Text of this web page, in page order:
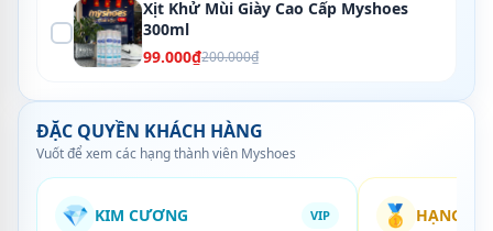
Xịt Khử Mùi Giày Cao Cấp Myshoes
300ml
99.000₫200.000₫
ĐẶC QUYỀN KHÁCH HÀNG
Vuốt để xem các hạng thành viên Myshoes
💎 KIM CƯƠNG VIP 🥇 HẠNG